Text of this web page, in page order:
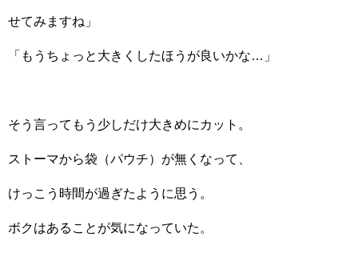
せてみますね」
「もうちょっと大きくしたほうが良いかな…」
そう言ってもう少しだけ大きめにカット。
ストーマから袋（パウチ）が無くなって、
けっこう時間が過ぎたように思う。
ボクはあることが気になっていた。